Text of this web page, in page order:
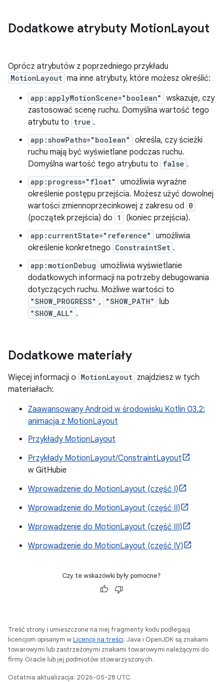
Dodatkowe atrybuty MotionLayout
Oprócz atrybutów z poprzedniego przykładu
MotionLayout ma inne atrybuty, które możesz określić:
app:applyMotionScene="boolean"
wskazuje, czy
zastosować scenę ruchu. Domyślna wartość tego
atrybutu to true .
app:showPaths="boolean"
określa, czy ścieżki
ruchu mają być wyświetlane podczas ruchu.
Domyślna wartość tego atrybutu to false .
app:progress="float"
umożliwia wyraźne
określenie postępu przejścia. Możesz użyć dowolnej
wartości zmiennoprzecinkowej z zakresu od
0
(początek przejścia) do 1 (koniec przejścia).
app:currentState="reference"
umożliwia
określenie konkretnego ConstraintSet .
app:motionDebug umożliwia wyświetlanie
dodatkowych informacji na potrzeby debugowania
dotyczących ruchu. Możliwe wartości to
"SHOW_PROGRESS" , "SHOW_PATH" lub
"SHOW_ALL" .
Dodatkowe materiały
Więcej informacji o MotionLayout znajdziesz w tych
materiałach:
Zaawansowany Android w środowisku Kotlin 03.2:
animacja z MotionLayout
Przykłady MotionLayout
Przykłady MotionLayout/ConstraintLayout
w GitHubie
Wprowadzenie do MotionLayout (część I)
Wprowadzenie do MotionLayout (część II)
Wprowadzenie do MotionLayout (część III)
Wprowadzenie do MotionLayout (część IV)
Czy te wskazówki były pomocne?
Treść strony i umieszczone na niej fragmenty kodu podlegają
licencjom opisanym wLicencji na treści. Java i OpenJDK są znakami
towarowymi lub zastrzeżonymi znakami towarowymi należącymi do
firmy Oracle lub jej podmiotów stowarzyszonych.
Ostatnia aktualizacja: 2026-05-28 UTC.